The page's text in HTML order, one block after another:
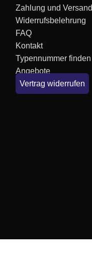
Zahlung und Versand
Widerrufsbelehrung
FAQ
Kontakt
Typennummer finden
Angebote
Vertrag widerrufen